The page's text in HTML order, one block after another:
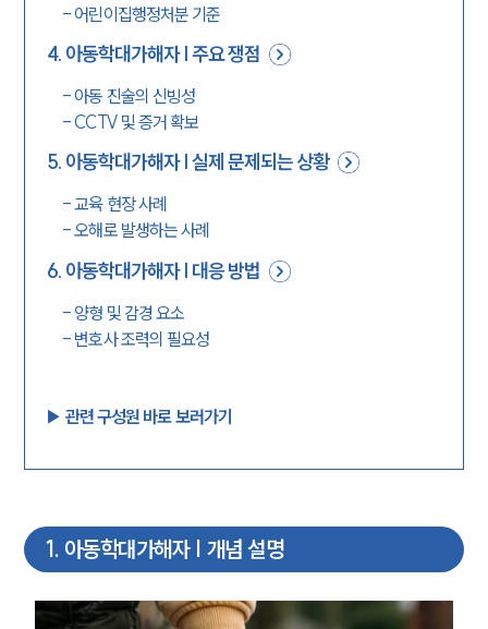
- 어린이집행정처분 기준
4. 아동학대가해자 | 주요 쟁점
- 아동 진술의 신빙성
-CCTV 및 증거 확보
5. 아동학대가해자 | 실제 문제되는 상황
-교육 현장 사례
-오해로 발생하는 사례
6. 아동학대가해자 | 대응 방법
- 양형 및 감경 요소
- 변호사 조력의 필요성
▶︎ 관련 구성원 바로 보러가기
1. 아동학대가해자 | 개념 설명